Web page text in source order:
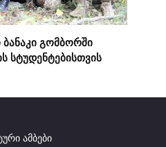
გომბორში
სტუდენტებისთვის
ამბები